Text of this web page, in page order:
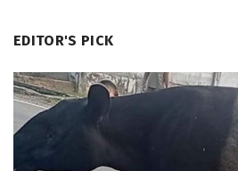
EDITOR'S PICK